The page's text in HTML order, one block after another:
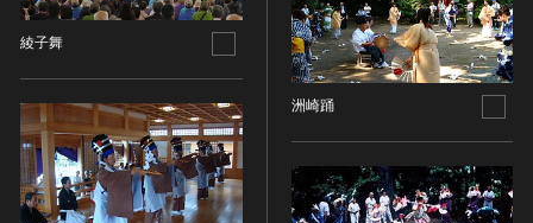
国指定文化財等データベース
綾子舞
洲崎踊
古墳 [日本]
平安 [日本]
鎌倉 [日本]
南北朝 [日本]
室町 [日本]
建造物
城郭建築
住居建築
近世以前その他
近代その他
絵画
所在地（都道府県）
所在地（市区町村）
所在地（市区町村）を選択
所蔵館